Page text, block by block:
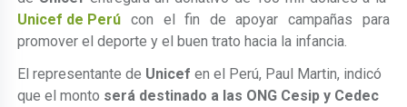
Unicef de Perú con el fin de apoyar campañas para
promover el deporte y el buen trato hacia la infancia.
El representante de Unicef en el Perú, Paul Martin, indicó
que el monto será destinado a las ONG Cesip y Cedec